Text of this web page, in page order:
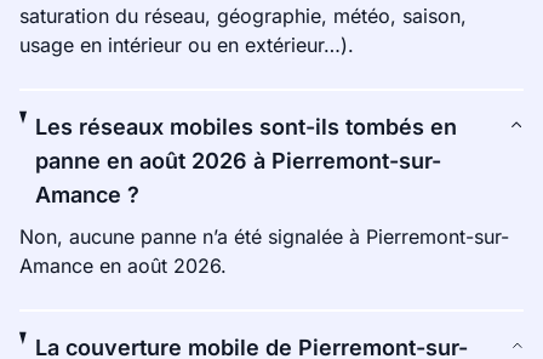
saturation du réseau, géographie, météo, saison,
usage en intérieur ou en extérieur…).
Les réseaux mobiles sont-ils tombés en
panne en août 2026 à Pierremont-sur-
Amance ?
Non, aucune panne n’a été signalée à Pierremont-sur-
Amance en août 2026.
La couverture mobile de Pierremont-sur-